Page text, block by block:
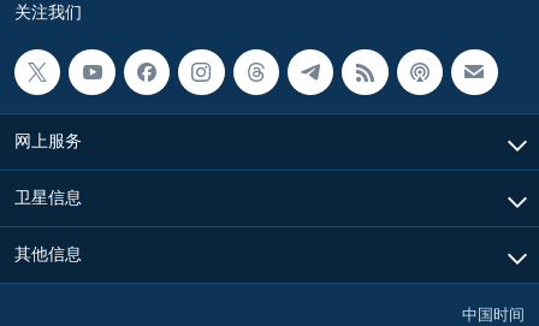
美国之音专访
重要讲话与声明
台海两岸关系
南中国海争端
关注西藏
关注新疆
其他语言网站
关注我们
网上服务
卫星信息
其他信息
中国时间